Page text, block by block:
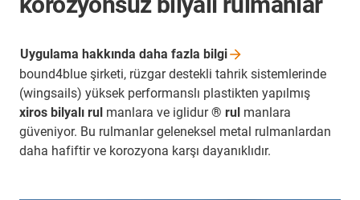
bound4blue şirketi, rüzgar destekli tahrik sistemlerinde
(wingsails) yüksek performanslı plastikten yapılmış
xiros bilyalı rul manlara ve iglidur® rul manlara
güveniyor. Bu rulmanlar geleneksel metal rulmanlardan
daha hafiftir ve korozyona karşı dayanıklıdır.
Uygulama hakkında daha fazla bilgi